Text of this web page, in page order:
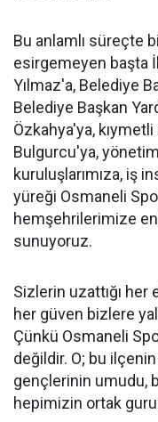
Bu anlamlı süreçte
esirgemeyen başta
Yılmaz'a, Belediye
Belediye Başkan
Özkahya'ya, kıymetli
Bulgurcu'ya,
kuruluşlarımıza, iş
yüreği Osmaneli
hemşehrilerimize
sunuyoruz.
Sizlerin uzattığı
her güven bizlere
Çünkü Osmaneli
değildir. O; bu
gençlerinin umudu,
hepimizin ortak